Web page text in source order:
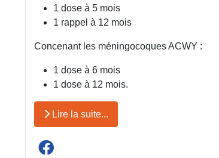
1 dose à 5 mois
1 rappel à 12 mois
Concenant les méningocoques ACWY :
1 dose à 6 mois
1 dose à 12 mois.
Lire la suite...